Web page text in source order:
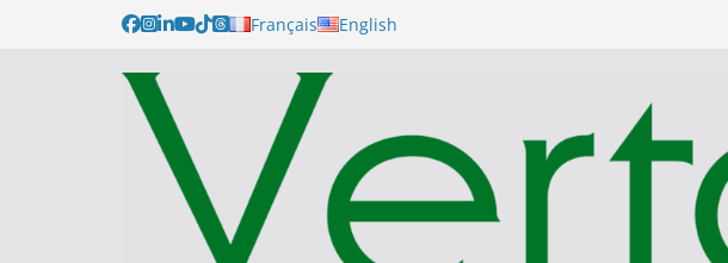
Français English